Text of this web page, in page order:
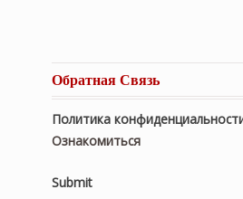
Обратная Связь
Политика
Ознакомиться
Submit